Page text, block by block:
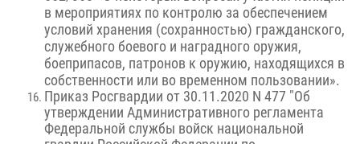
в мероприятиях по контролю за обеспечением
условий хранения (сохранностью) гражданского,
служебного боевого и наградного оружия,
боеприпасов, патронов к оружию, находящихся в
собственности или во временном пользовании».
Приказ Росгвардии от 30.11.2020 N 477 "Об
утверждении Административного регламента
Федеральной службы войск национальной